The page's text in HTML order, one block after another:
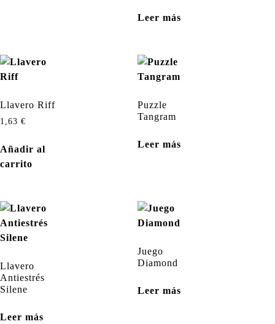
Leer más
Llavero Riff
1,63 €
Añadir al
carrito
Puzzle
Tangram
Leer más
Llavero
Antiestrés
Silene
Leer más
Juego
Diamond
Leer más